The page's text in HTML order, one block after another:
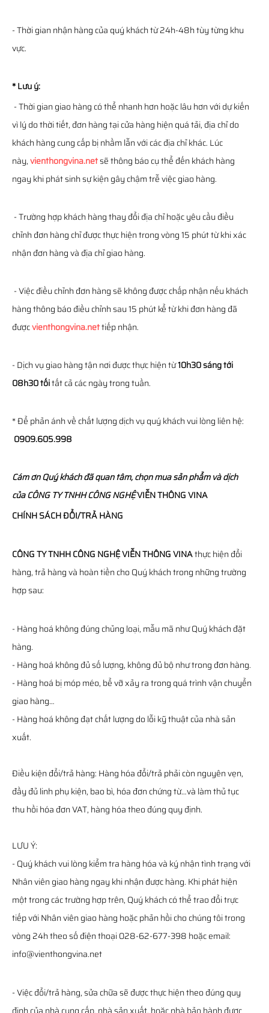
- Thời gian nhận hàng của quý khách từ 24h-48h tùy từng khu
vực.
* Lưu ý:
- Thời gian giao hàng có thể nhanh hơn hoặc lâu hơn với dự kiến
vì lý do thời tiết, đơn hàng tại cửa hàng hiện quá tải, địa chỉ do
khách hàng cung cấp bị nhầm lẫn với các địa chỉ khác. Lúc
này,vienthongvina.netsẽ thông báo cụ thể đến khách hàng
ngay khi phát sinh sự kiện gây chậm trễ việc giao hàng.
- Trường hợp khách hàng thay đổi địa chỉ hoặc yêu cầu điều
chỉnh đơn hàng chỉ được thực hiện trong vòng 15 phút từ khi xác
nhận đơn hàng và địa chỉ giao hàng.
- Việc điều chỉnh đơn hàng sẽ không được chấp nhận nếu khách
hàng thông báo điều chỉnh sau 15 phút kể từ khi đơn hàng đã
đượcvienthongvina.nettiếp nhận.
- Dịch vụ giao hàng tận nơi được thực hiện từ10h30 sáng tới
08h30 tốitất cả các ngày trong tuần.
* Để phản ánh về chất lượng dịch vụ quý khách vui lòng liên hệ:
0909.605.998
Cám ơn Quý khách đã quan tâm, chọn mua sản phẩm và dịch
củaCÔNG TY TNHH CÔNG NGHỆVIỄN THÔNGVINA
CHÍNH SÁCH ĐỔI/TRẢ HÀNG
CÔNG TY TNHH CÔNG NGHỆ VIỄN THÔNG VINAthực hiện đổi
hàng, trả hàng và hoàn tiền cho Quý khách trong những trường
hợp sau:
- Hàng hoá không đúng chủng loại, mẫu mã như Quý khách đặt
hàng.
- Hàng hoá không đủ số lượng, không đủ bộ như trong đơn hàng.
- Hàng hoá bị móp méo, bể vỡ xảy ra trong quá trình vận chuyển
giao hàng…
- Hàng hoá không đạt chất lượng do lỗi kỹ thuật của nhà sản
xuất.
Điều kiện đổi/trả hàng: Hàng hóa đổi/trả phải còn nguyên vẹn,
đầy đủ linh phụ kiện, bao bì, hóa đơn chứng từ…và làm thủ tục
thu hồi hóa đơn VAT, hàng hóa theo đúng quy định.
LƯU Ý:
- Quý khách vui lòng kiểm tra hàng hóa và ký nhận tình trạng với
Nhân viên giao hàng ngay khi nhận được hàng. Khi phát hiện
một trong các trường hợp trên, Quý khách có thể trao đổi trực
tiếp với Nhân viên giao hàng hoặc phản hồi cho chúng tôi trong
vòng 24h theo số điện thoại 028-62-677-398 hoặc email:
info@vienthongvina.net
- Việc đổi/trả hàng, sửa chữa sẽ được thực hiện theo đúng quy